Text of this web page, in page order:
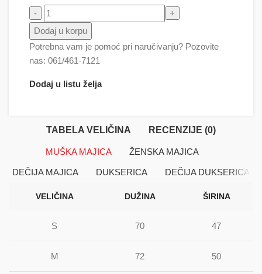
Strašilo količina
Dodaj u korpu
Potrebna vam je pomoć pri naručivanju? Pozovite
nas: 061/461-7121
Dodaj u listu želja
TABELA VELIČINA RECENZIJE (0)
MUŠKA MAJICA ŽENSKA MAJICA
DEČIJA MAJICA DUKSERICA DEČIJA DUKSERICA
VELIČINA DUŽINA ŠIRINA
S 70 47
M 72 50